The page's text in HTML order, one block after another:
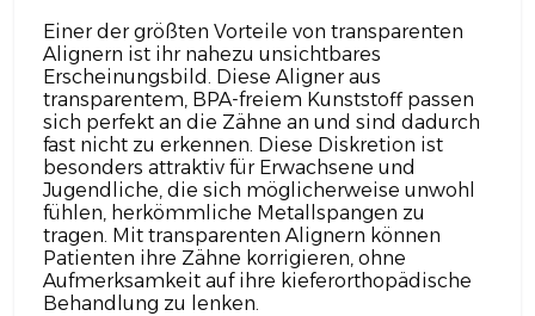
Einer der größten Vorteile von transparenten
Alignern ist ihr nahezu unsichtbares
Erscheinungsbild. Diese Aligner aus
transparentem, BPA-freiem Kunststoff passen
sich perfekt an die Zähne an und sind dadurch
fast nicht zu erkennen. Diese Diskretion ist
besonders attraktiv für Erwachsene und
Jugendliche, die sich möglicherweise unwohl
fühlen, herkömmliche Metallspangen zu
tragen. Mit transparenten Alignern können
Patienten ihre Zähne korrigieren, ohne
Aufmerksamkeit auf ihre kieferorthopädische
Behandlung zu lenken.